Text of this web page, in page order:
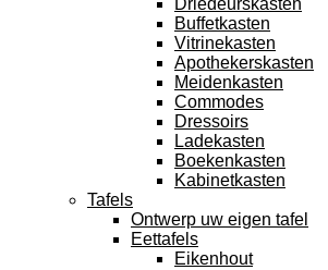
Driedeurskasten
Buffetkasten
Vitrinekasten
Apothekerskasten
Meidenkasten
Commodes
Dressoirs
Ladekasten
Boekenkasten
Kabinetkasten
Tafels
Ontwerp uw eigen tafel
Eettafels
Eikenhout